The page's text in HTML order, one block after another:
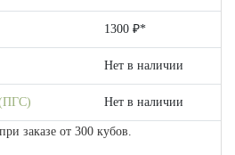
1300 ₽*
Нет в наличии
(ПГС) Нет в наличии
заказе от 300 кубов.